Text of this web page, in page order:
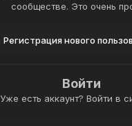
сообществе. Это очень
Регистрация нового
Войти
Уже есть аккаунт? Войти в